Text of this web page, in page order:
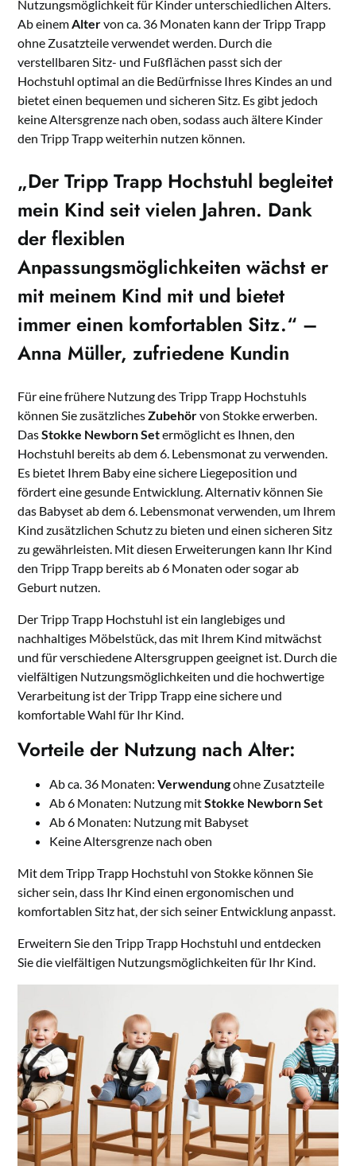
Nutzungsmöglichkeit für Kinder unterschiedlichen Alters.
Ab einemAltervon ca. 36 Monaten kann der Tripp Trapp
ohne Zusatzteile verwendet werden. Durch die
verstellbaren Sitz- und Fußflächen passt sich der
Hochstuhl optimal an die Bedürfnisse Ihres Kindes an und
bietet einen bequemen und sicheren Sitz. Es gibt jedoch
keine Altersgrenze nach oben, sodass auch ältere Kinder
den Tripp Trapp weiterhin nutzen können.
„Der Tripp Trapp Hochstuhl begleitet
mein Kind seit vielen Jahren. Dank
der flexiblen
Anpassungsmöglichkeiten wächst er
mit meinem Kind mit und bietet
immer einen komfortablen Sitz.“ –
Anna Müller, zufriedene Kundin
Für eine frühere Nutzung des Tripp Trapp Hochstuhls
können Sie zusätzlichesZubehörvon Stokke erwerben.
DasStokke Newborn Setermöglicht es Ihnen, den
Hochstuhl bereits ab dem 6. Lebensmonat zu verwenden.
Es bietet Ihrem Baby eine sichere Liegeposition und
fördert eine gesunde Entwicklung. Alternativ können Sie
das Babyset ab dem 6. Lebensmonat verwenden, um Ihrem
Kind zusätzlichen Schutz zu bieten und einen sicheren Sitz
zu gewährleisten. Mit diesen Erweiterungen kann Ihr Kind
den Tripp Trapp bereits ab 6 Monaten oder sogar ab
Geburt nutzen.
Der Tripp Trapp Hochstuhl ist ein langlebiges und
nachhaltiges Möbelstück, das mit Ihrem Kind mitwächst
und für verschiedene Altersgruppen geeignet ist. Durch die
vielfältigen Nutzungsmöglichkeiten und die hochwertige
Verarbeitung ist der Tripp Trapp eine sichere und
komfortable Wahl für Ihr Kind.
Vorteile der Nutzung nach Alter:
Ab ca. 36 Monaten:Verwendungohne Zusatzteile
Ab 6 Monaten: Nutzung mitStokke Newborn Set
Ab 6 Monaten: Nutzung mit Babyset
Keine Altersgrenze nach oben
Mit dem Tripp Trapp Hochstuhl von Stokke können Sie
sicher sein, dass Ihr Kind einen ergonomischen und
komfortablen Sitz hat, der sich seiner Entwicklung anpasst.
Erweitern Sie den Tripp Trapp Hochstuhl und entdecken
Sie die vielfältigen Nutzungsmöglichkeiten für Ihr Kind.